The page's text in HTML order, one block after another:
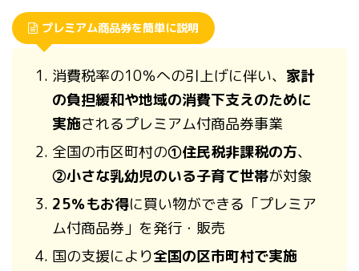
プレミアム商品券を簡単に説明
消費税率の10％への引上げに伴い、 家計
の負担緩和や地域の消費下支えのために
実施されるプレミアム付商品券事業
全国の市区町村の①住民税非課税の方、
②小さな乳幼児のいる子育て世帯が対象
25％もお得に買い物ができる「プレミア
ム付商品券」を発行・販売
国の支援により全国の区市町村で実施